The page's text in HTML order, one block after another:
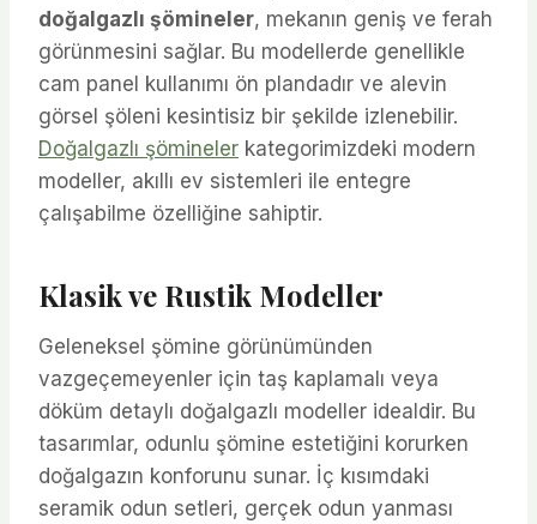
doğalgazlı şömineler, mekanın geniş ve ferah
görünmesini sağlar. Bu modellerde genellikle
cam panel kullanımı ön plandadır ve alevin
görsel şöleni kesintisiz bir şekilde izlenebilir.
Doğalgazlı şömineler kategorimizdeki modern
modeller, akıllı ev sistemleri ile entegre
çalışabilme özelliğine sahiptir.
Klasik ve Rustik Modeller
Geleneksel şömine görünümünden
vazgeçemeyenler için taş kaplamalı veya
döküm detaylı doğalgazlı modeller idealdir. Bu
tasarımlar, odunlu şömine estetiğini korurken
doğalgazın konforunu sunar. İç kısımdaki
seramik odun setleri, gerçek odun yanması